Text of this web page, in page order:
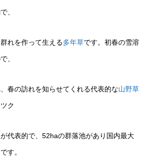
、
れを作って生える多年草です。初春の雪溶
、
春の訪れを知らせてくれる代表的な山野草
ク
代表的で、52haの群落池があり国内最大
す。